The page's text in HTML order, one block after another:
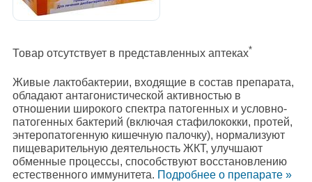
Товар отсутствует в представленных аптеках*
Живые лактобактерии, входящие в состав препарата,
обладают антагонистической активностью в
отношении широкого спектра патогенных и условно-
патогенных бактерий (включая стафилококки, протей,
энтеропатогенную кишечную палочку), нормализуют
пищеварительную деятельность ЖКТ, улучшают
обменные процессы, способствуют восстановлению
естественного иммунитета. Подробнee о препарате »